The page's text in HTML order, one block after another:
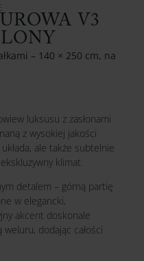
V3
– 140 × 250 cm, na
luksusu z zasłonami
z wysokiej jakości
ale także subtelnie
klimat.
detalem – górną partię
w elegancki,
akcent doskonale
dodając całości